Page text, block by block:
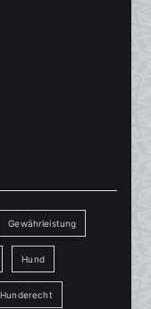
Gewährleistung
Hund
Hunderecht